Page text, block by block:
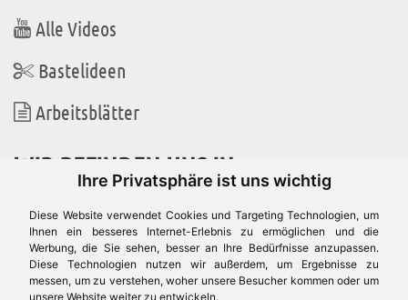
Ihre Privatsphäre ist uns wichtig
Diese Website verwendet Cookies und Targeting Technologien, um
Ihnen ein besseres Internet-Erlebnis zu ermöglichen und die
Werbung, die Sie sehen, besser an Ihre Bedürfnisse anzupassen.
Diese Technologien nutzen wir außerdem, um Ergebnisse zu
messen, um zu verstehen, woher unsere Besucher kommen oder um
unsere Website weiter zu entwickeln.
Alle Videos
Bastelideen
Arbeitsblätter
WIR BEFINDEN UNS IN
Es gibt uns auch in